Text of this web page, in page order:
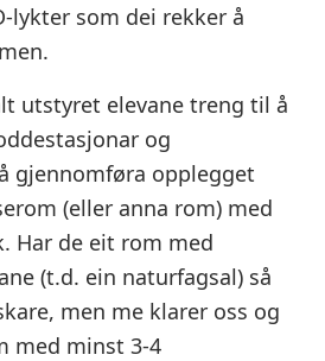
lykter som dei rekker å
utstyret elevane treng til å
og
gjennomføra opplegget
(eller anna rom) med
Har de eit rom med
(t.d. ein naturfagsal) så
men me klarer oss og
med minst 3-4